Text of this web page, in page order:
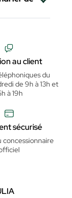
au client
du
de 9h à 13h et
à 19h
sécurisé
concessionnaire